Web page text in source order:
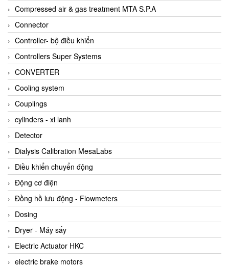
AKUSENSE
ALA OFFICINE SPA
Albrecht-Automatik Viet Nam
Allen Bradley Vietnam
Alpha Moisture Vietnam
Alpha-Achem Vietnam
Alphino
ALRE-IT Vietnam
Altech
Amarillo Gear
Ametek
AMPTRON Vietnam
AND Vietnam
ANDERSON-NEGELE
ANDILOG Technologies Vietnam
Anritsu
ANTEC S.A
Compressed air & gas treatment MTA S.P.A
Connector
Controller- bộ điều khiển
Controllers Super Systems
CONVERTER
Cooling system
Couplings
cylinders - xi lanh
Detector
Dialysis Calibration MesaLabs
Điều khiển chuyển động
Động cơ điện
Đồng hồ lưu động - Flowmeters
Dosing
Dryer - Máy sấy
Electric Actuator HKC
electric brake motors